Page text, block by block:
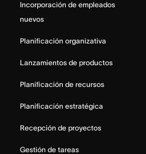
Incorporación de empleados
nuevos
Planificación organizativa
Lanzamientos de productos
Planificación de recursos
Planificación estratégica
Recepción de proyectos
Gestión de tareas